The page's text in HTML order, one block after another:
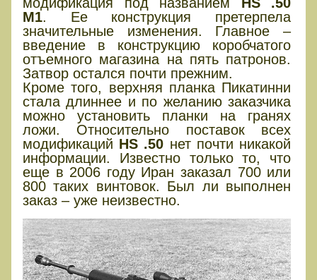
M1. Ее конструкция претерпела
значительные изменения. Главное –
введение в конструкцию коробчатого
отъемного магазина на пять патронов.
Затвор остался почти прежним.
Кроме того, верхняя планка Пикатинни
стала длиннее и по желанию заказчика
можно установить планки на гранях
ложи. Относительно поставок всех
модификаций HS .50 нет почти никакой
информации. Известно только то, что
еще в 2006 году Иран заказал 700 или
800 таких винтовок. Был ли выполнен
заказ – уже неизвестно.